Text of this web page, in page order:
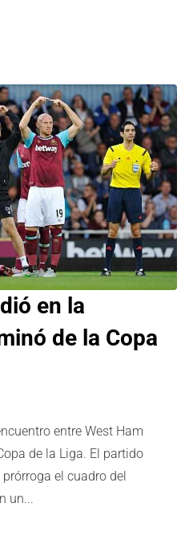
en la
de la Copa
entre West Ham
de la Liga. El partido
el cuadro del
un...